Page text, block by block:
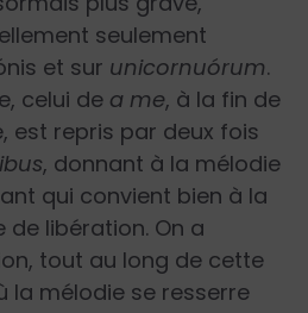
seulement
et sur unicornuórum.
celui de a me, à la fin de
est repris par deux fois
, donnant à la mélodie
qui convient bien à la
libération. On a
tout au long de cette
la mélodie se resserre